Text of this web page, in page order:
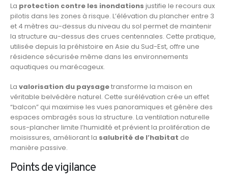
La protection contre les inondations justifie le recours aux
pilotis dans les zones à risque. L’élévation du plancher entre 3
et 4 mètres au-dessus du niveau du sol permet de maintenir
la structure au-dessus des crues centennales. Cette pratique,
utilisée depuis la préhistoire en Asie du Sud-Est, offre une
résidence sécurisée même dans les environnements
aquatiques ou marécageux.
La valorisation du paysagetransforme la maison en
véritable belvédère naturel. Cette surélévation crée un effet
“balcon” qui maximise les vues panoramiques et génère des
espaces ombragés sous la structure. La ventilation naturelle
sous-plancher limite l’humidité et prévient la prolifération de
moisissures, améliorant la salubrité de l’habitat de
manière passive.
Points de vigilance